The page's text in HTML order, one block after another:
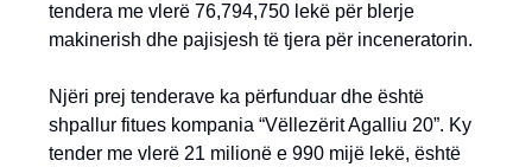
tendera me vlerë 76,794,750 lekë për blerje
makinerish dhe pajisjesh të tjera për inceneratorin.
Njëri prej tenderave ka përfunduar dhe është
shpallur fitues kompania “Vëllezërit Agalliu 20”. Ky
tender me vlerë 21 milionë e 990 mijë lekë, është